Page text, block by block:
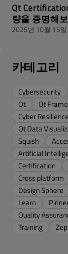
Qt
량을 증명해
2025년 10월 15일
카테고리
Cybersecurity
Qt
Qt
Cyber
Qt Data
Squish
Artificial
Certification
Cross platform
Design Sphere
Learn
Quality
Training